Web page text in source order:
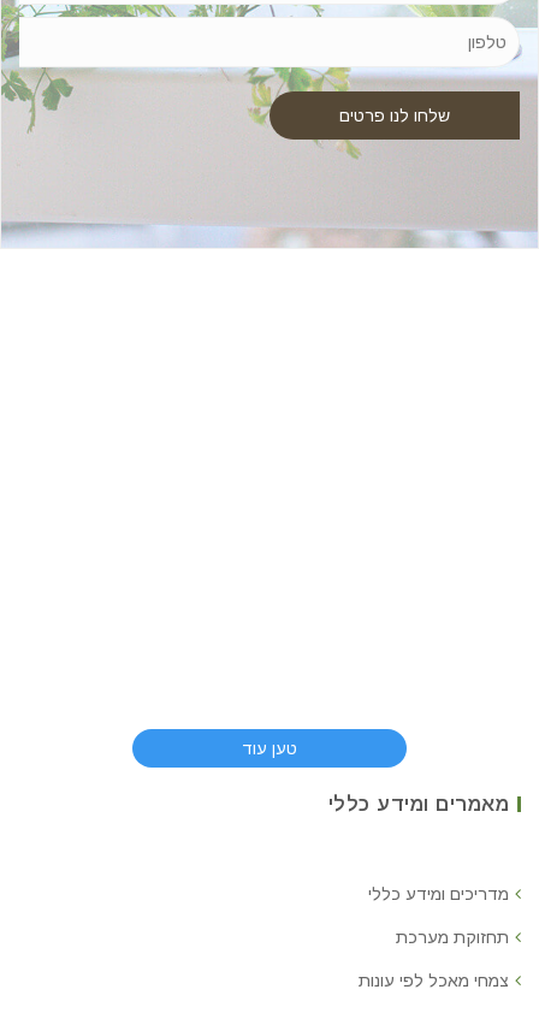
טען עוד
מאמרים ומידע כללי
מדריכים ומידע כללי
תחזוקת מערכת
צמחי מאכל לפי עונות